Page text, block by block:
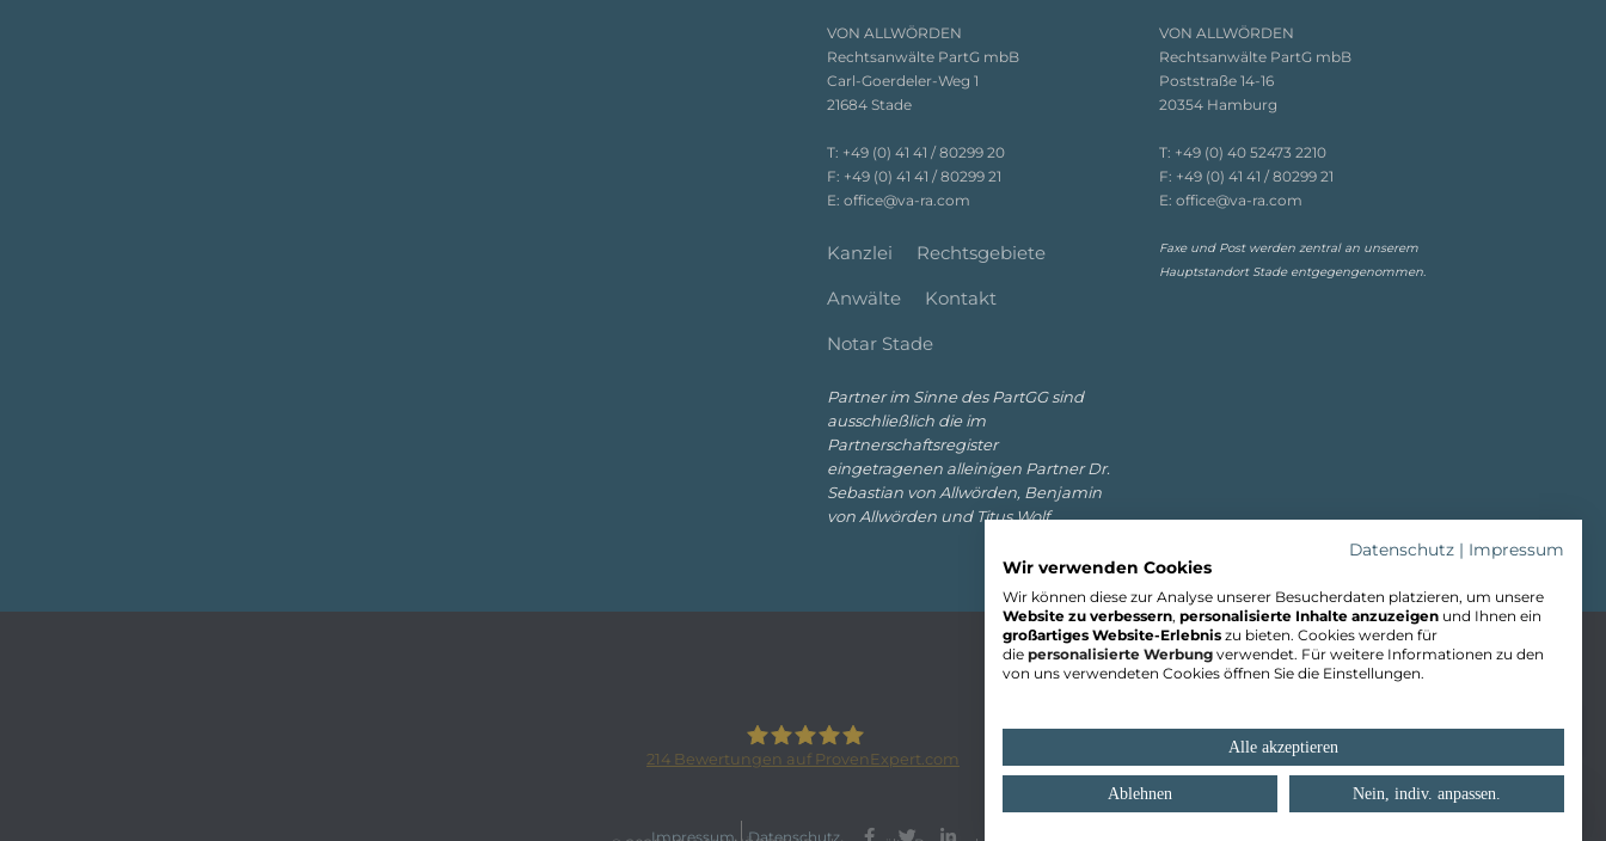
VON ALLWÖRDEN
Rechtsanwälte PartG mbB
Carl-Goerdeler-Weg 1
21684 Stade
T: +49 (0) 41 41 / 80299 20
F: +49 (0) 41 41 / 80299 21
E: office@va-ra.com
Kanzlei
Rechtsgebiete
Anwälte
Kontakt
Notar Stade
Partner im Sinne des PartGG sind
ausschließlich die im
Partnerschaftsregister
eingetragenen alleinigen Partner Dr.
Sebastian von Allwörden, Benjamin
von Allwörden und Titus Wolf.
VON ALLWÖRDEN
Rechtsanwälte PartG mbB
Poststraße 14-16
20354 Hamburg
T: +49 (0) 40 52473 2210
F: +49 (0) 41 41 / 80299 21
E: office@va-ra.com
Faxe und Post werden zentral an unserem
Hauptstandort Stade entgegengenommen.
VON ALLWÖRDEN Rechtsanwälte
214 Bewertungen auf ProvenExpert.com
Impressum Datenschutz
Notartermin online vorbereiten
Datenschutz | Impressum
Wir verwenden Cookies
Wir können diese zur Analyse unserer Besucherdaten platzieren, um unsere
Website zu verbessern, personalisierte Inhalte anzuzeigen und Ihnen ein
großartiges Website-Erlebnis zu bieten. Cookies werden für
die personalisierte Werbung verwendet. Für weitere Informationen zu den
von uns verwendeten Cookies öffnen Sie die Einstellungen.
Alle akzeptieren
Ablehnen Nein, indiv. anpassen.